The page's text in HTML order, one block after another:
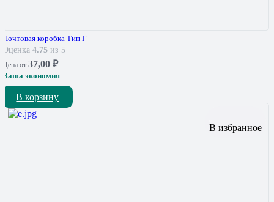
Почтовая коробка Тип Г
Оценка 4.75 из 5
Цена от 37,00 ₽
Ваша экономия
В корзину
В избранное